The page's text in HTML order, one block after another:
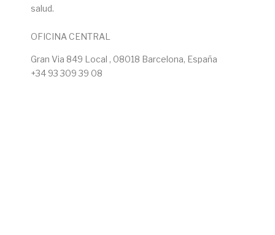
salud.
OFICINA CENTRAL
Gran Via 849 Local , 08018 Barcelona, España
+34 93 309 39 08